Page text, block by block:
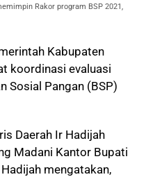
Rakor program BSP 2021,
Kabupaten
koordinasi evaluasi
Sosial Pangan (BSP)
Daerah Ir Hadijah
Madani Kantor Bupati
mengatakan,